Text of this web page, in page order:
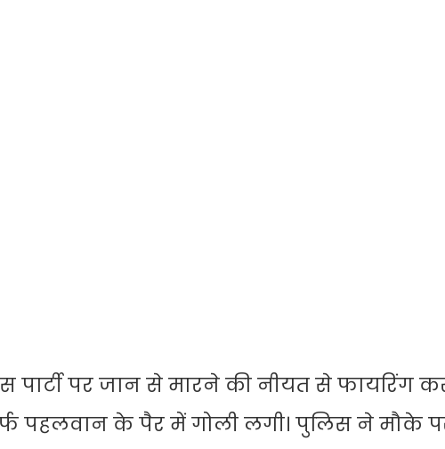
पार्टी पर जान से मारने की नीयत से फायरिंग कर
पहलवान के पैर में गोली लगी। पुलिस ने मौके